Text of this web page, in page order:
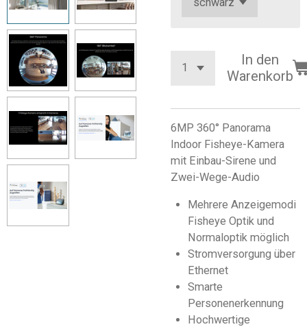
In den
Warenkorb
6MP 360° Panorama
Indoor Fisheye-Kamera
mit Einbau-Sirene und
Zwei-Wege-Audio
Mehrere Anzeigemodi
Fisheye Optik und
Normaloptik möglich
Stromversorgung über
Ethernet
Smarte
Personenerkennung
Hochwertige